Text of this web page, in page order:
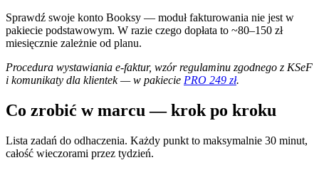
Sprawdź swoje konto Booksy — moduł fakturowania nie jest w
pakiecie podstawowym. W razie czego dopłata to ~80–150 zł
miesięcznie zależnie od planu.
Procedura wystawiania e-faktur, wzór regulaminu zgodnego z KSeF
i komunikaty dla klientek — w pakiecie PRO 249 zł.
Co zrobić w marcu — krok po kroku
Lista zadań do odhaczenia. Każdy punkt to maksymalnie 30 minut,
całość wieczorami przez tydzień.